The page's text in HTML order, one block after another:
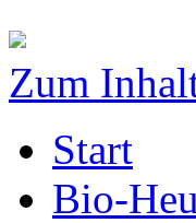
Zum
Start
Bio-